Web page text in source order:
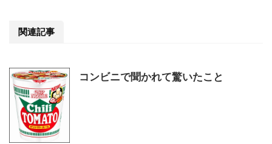
関連記事
コンビニで聞かれて驚いたこと